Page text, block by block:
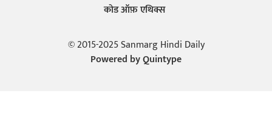
कोड ऑफ़ एथिक्स
© 2015-2025 Sanmarg Hindi Daily
Powered byQuintype